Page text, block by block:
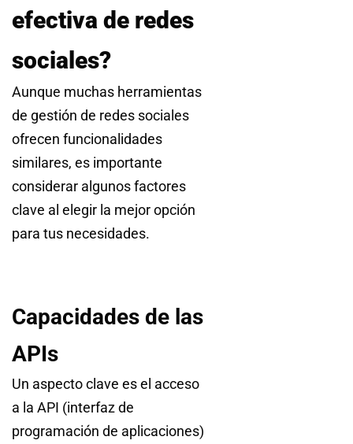
efectiva de redes
sociales?
Aunque muchas herramientas
de gestión de redes sociales
ofrecen funcionalidades
similares, es importante
considerar algunos factores
clave al elegir la mejor opción
para tus necesidades.
Capacidades de las
APIs
Un aspecto clave es el acceso
a la API (interfaz de
programación de aplicaciones)